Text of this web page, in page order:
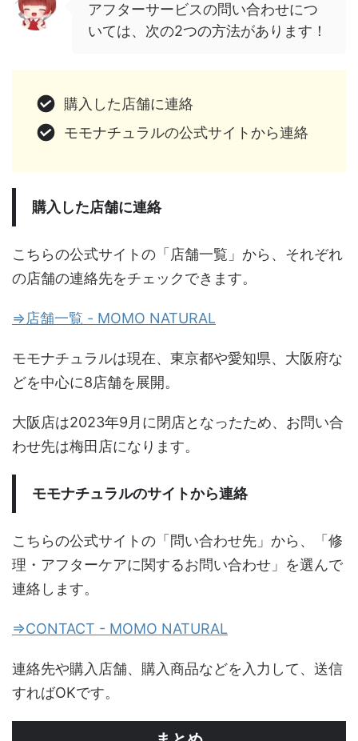
アフターサービスの問い合わせにつ
いては、次の2つの方法があります！
購入した店舗に連絡
モモナチュラルの公式サイトから連絡
購入した店舗に連絡
こちらの公式サイトの「店舗一覧」から、それぞれ
の店舗の連絡先をチェックできます。
⇒店舗一覧 - MOMO NATURAL
モモナチュラルは現在、東京都や愛知県、大阪府な
どを中心に8店舗を展開。
大阪店は2023年9月に閉店となったため、お問い合
わせ先は梅田店になります。
モモナチュラルのサイトから連絡
こちらの公式サイトの「問い合わせ先」から、「修
理・アフターケアに関するお問い合わせ」を選んで
連絡します。
⇒CONTACT - MOMO NATURAL
連絡先や購入店舗、購入商品などを入力して、送信
すればOKです。